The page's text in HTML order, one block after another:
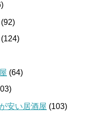
(92)
(124)
(64)
安い居酒屋 (103)